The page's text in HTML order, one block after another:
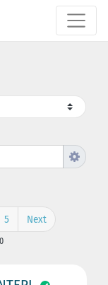
5 Next